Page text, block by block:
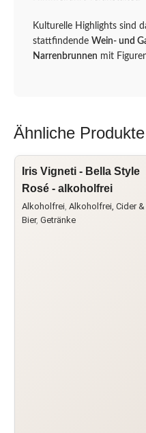
Kulturelle Highlights sind
stattfindende Wein- und
Narrenbrunnen mit
Ähnliche Produkte
Iris Vigneti - Bella Style
Rosé - alkoholfrei
Alkoholfrei, Alkoholfrei, Cider &
Bier, Getränke